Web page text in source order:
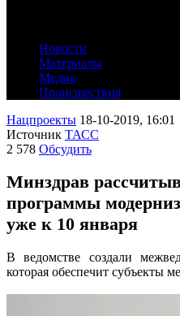
Новости
Материалы
Медиа
Происшествия
Нацпроекты 18-10-2019, 16:01
Источник ТАСС
2 578 Обсудить
Минздрав
программы
уже к 10 января
В ведомстве создали
которая обеспечит субъекты